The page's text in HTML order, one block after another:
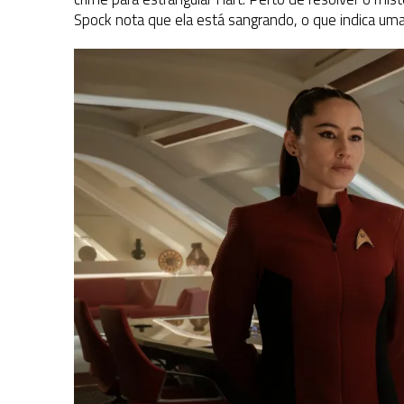
Spock nota que ela está sangrando, o que indica